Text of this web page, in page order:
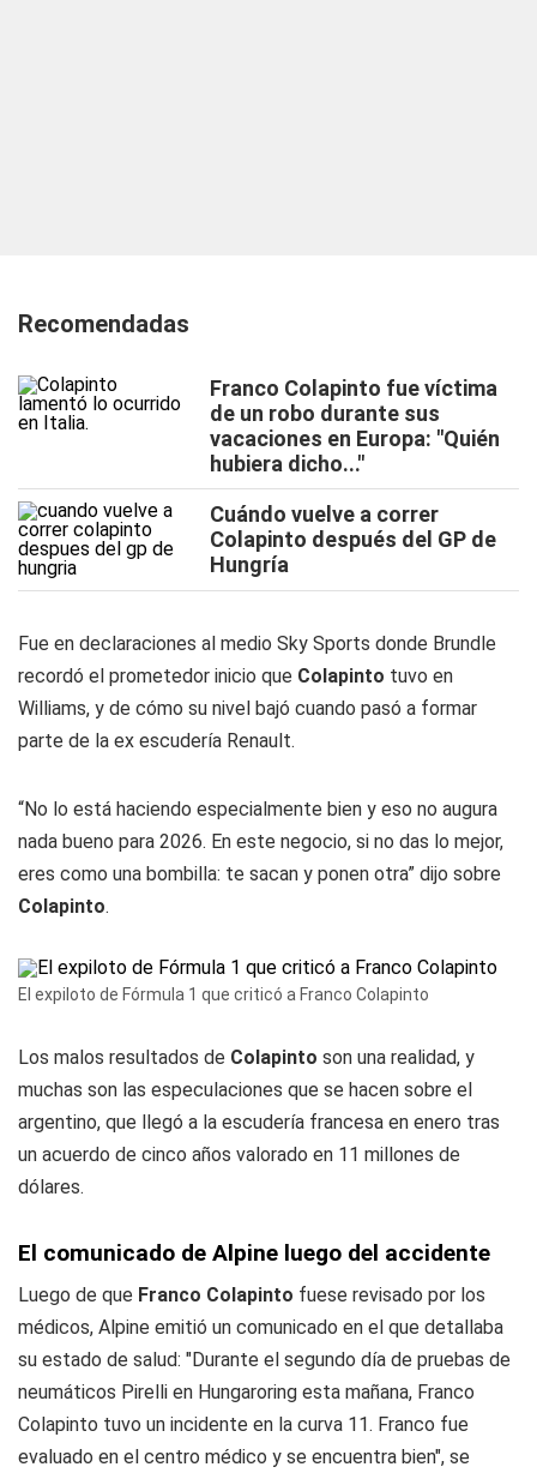
Recomendadas
Franco Colapinto fue víctima
de un robo durante sus
vacaciones en Europa: "Quién
hubiera dicho..."
Cuándo vuelve a correr
Colapinto después del GP de
Hungría
Fue en declaraciones al medio Sky Sports donde Brundle
recordó el prometedor inicio que Colapinto tuvo en
Williams, y de cómo su nivel bajó cuando pasó a formar
parte de la ex escudería Renault.
“No lo está haciendo especialmente bien y eso no augura
nada bueno para 2026. En este negocio, si no das lo mejor,
eres como una bombilla: te sacan y ponen otra” dijo sobre
Colapinto.
El expiloto de Fórmula 1 que criticó a Franco Colapinto
Los malos resultados de Colapinto son una realidad, y
muchas son las especulaciones que se hacen sobre el
argentino, que llegó a la escudería francesa en enero tras
un acuerdo de cinco años valorado en 11 millones de
dólares.
El comunicado de Alpine luego del accidente
Luego de que Franco Colapinto fuese revisado por los
médicos, Alpine emitió un comunicado en el que detallaba
su estado de salud: "Durante el segundo día de pruebas de
neumáticos Pirelli en Hungaroring esta mañana, Franco
Colapinto tuvo un incidente en la curva 11. Franco fue
evaluado en el centro médico y se encuentra bien", se